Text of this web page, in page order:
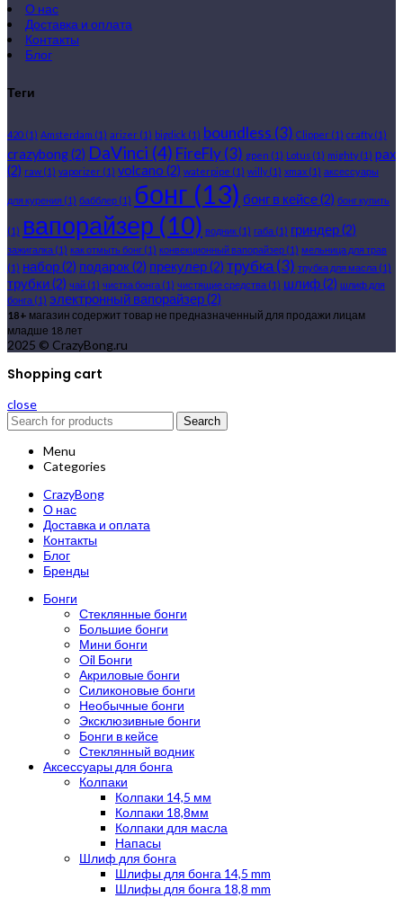
О нас
Доставка и оплата
Контакты
Блог
Теги
420 (1) Amsterdam (1) arizer (1) bigdick (1) boundless (3) Clipper (1) crafty(1)
crazybong(2) DaVinci (4) FireFly(3) gpen (1) Lotus (1) mighty(1) pax
(2) raw (1) vaporizer (1) volcano (2) waterpipe (1) willy(1) xmax (1) аксессуары
для курения (1) бабблер (1) бонг (13) бонг в кейсе(2) бонг купить
(1) вапорайзер (10) водник (1) габа (1) гриндер(2)
зажигалка (1) как отмыть бонг (1) конвекционный вапорайзер (1) мельница для трав
(1) набор(2) подарок(2) прекулер(2) трубка(3) трубка для масла (1)
трубки(2) чай (1) чистка бонга (1) чистящие средства (1) шлиф(2) шлиф для
бонга (1) электронный вапорайзер(2)
18+ магазин содержит товар не предназначенный для продажи лицам
младше 18 лет
2025 © CrazyBong.ru
Shopping cart
close
Search
Menu
Categories
CrazyBong
О нас
Доставка и оплата
Контакты
Блог
Бренды
Бонги
Стеклянные бонги
Большие бонги
Мини бонги
Oil Бонги
Акриловые бонги
Силиконовые бонги
Необычные бонги
Эксклюзивные бонги
Бонги в кейсе
Стеклянный водник
Аксессуары для бонга
Колпаки
Колпаки 14,5 мм
Колпаки 18,8мм
Колпаки для масла
Напасы
Шлиф для бонга
Шлифы для бонга 14,5 mm
Шлифы для бонга 18,8 mm